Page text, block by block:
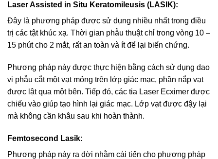
Laser Assisted in Situ Keratomileusis (LASIK):
Đây là phương pháp được sử dụng nhiều nhất trong điều
trị các tật khúc xạ. Thời gian phẫu thuật chỉ trong vòng 10 –
15 phút cho 2 mắt, rất an toàn và ít để lại biến chứng.
Phương pháp này được thực hiện bằng cách sử dụng dao
vi phẫu cắt một vạt mỏng trên lớp giác mạc, phần nắp vạt
được lật qua một bên. Tiếp đó, các tia Laser Ecximer được
chiếu vào giúp tạo hình lại giác mạc. Lớp vạt được đậy lại
mà không cần khâu sau khi hoàn thành.
Femtosecond Lasik:
Phương pháp này ra đời nhằm cải tiến cho phương pháp